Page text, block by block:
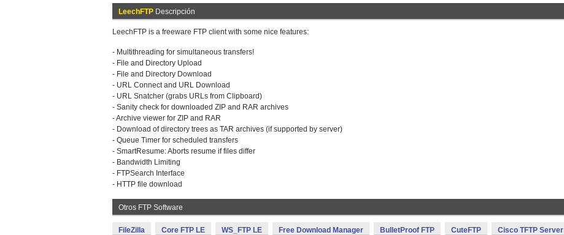
LeechFTP Descripción
LeechFTP is a freeware FTP client with some nice features:
- Multithreading for simultaneous transfers!
- File and Directory Upload
- File and Directory Download
- URL Connect and URL Download
- URL Snatcher (grabs URLs from Clipboard)
- Sanity check for downloaded ZIP and RAR archives
- Archive viewer for ZIP and RAR
- Download of directory trees as TAR archives (if supported by server)
- Queue Timer for scheduled transfers
- SmartResume: Aborts resume if files differ
- Bandwidth Limiting
- FTPSearch Interface
- HTTP file download
Otros FTP Software
FileZilla Core FTP LE WS_FTP LE Free Download Manager BulletProof FTP CuteFTP Cisco TFTP Server